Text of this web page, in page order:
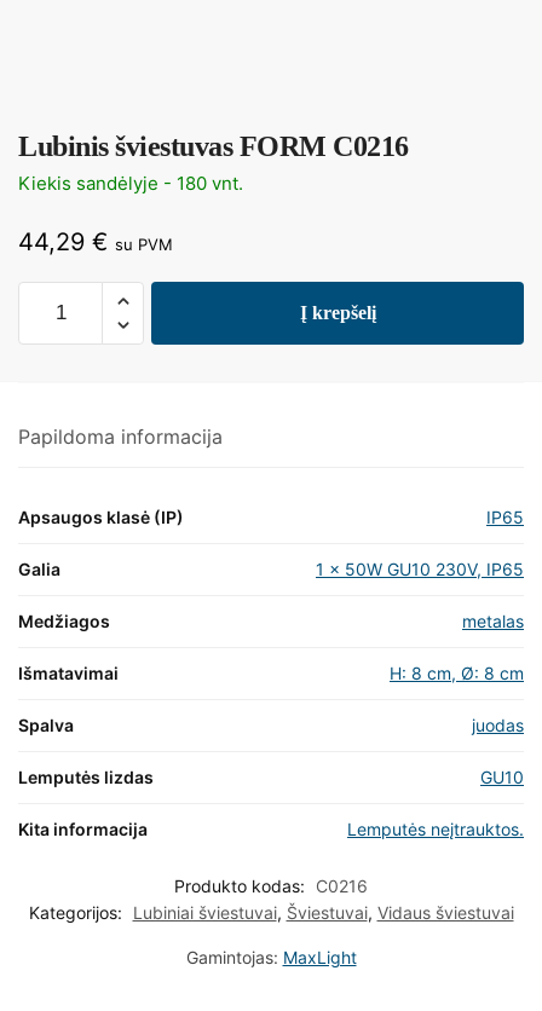
Lubinis šviestuvas FORM C0216
Kiekis sandėlyje - 180 vnt.
44,29 € su PVM
Į krepšelį
Papildoma informacija
Apsaugos klasė (IP) IP65
Galia 1 x 50W GU10 230V, IP65
Medžiagos metalas
Išmatavimai H: 8 cm, Ø: 8 cm
Spalva juodas
Lemputės lizdas GU10
Kita informacija Lemputės neįtrauktos.
Produkto kodas:
C0216
Kategorijos:
Lubiniai šviestuvai, Šviestuvai, Vidaus šviestuvai
Gamintojas: MaxLight